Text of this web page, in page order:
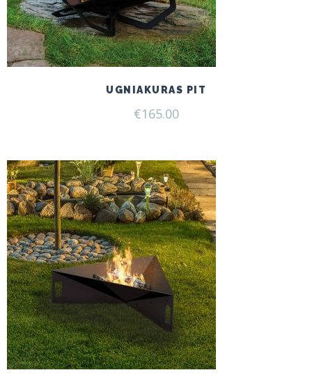
UGNIAKURAS PIT
€165.00